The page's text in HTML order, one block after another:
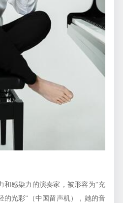
感染力的演奏家，被形容为“充
的光彩”（中国留声机），她的音